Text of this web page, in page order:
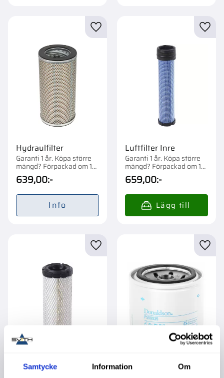
Samtycke Information Om
Hydraulfilter
Garanti 1 år. Köpa större
mängd? Förpackad om 1
st.
639,00:-
Lägg till i favoriter
Info
Luftfilter Inre
Garanti 1 år. Köpa större
mängd? Förpackad om 1
st.
659,00:-
Luftfilter Yttre
Lägg till i favoriter
Oljefilter Ge 137500